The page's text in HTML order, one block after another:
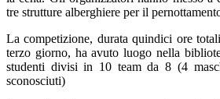
tre strutture alberghiere per il
La competizione, durata quindici ore
terzo giorno, ha avuto luogo nella
studenti divisi in 10 team da 8 (4
sconosciuti)